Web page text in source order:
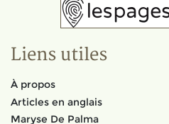
Liens utiles
À propos
Articles en anglais
Maryse De Palma